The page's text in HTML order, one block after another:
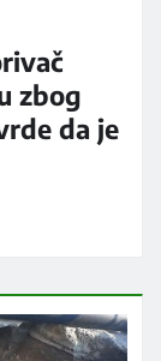
zbog
da je